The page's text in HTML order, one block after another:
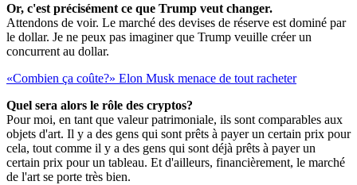
Or, c'est précisément ce que Trump veut changer.
Attendons de voir. Le marché des devises de réserve est dominé par
le dollar. Je ne peux pas imaginer que Trump veuille créer un
concurrent au dollar.
«Combien ça coûte?» Elon Musk menace de tout racheter
Quel sera alors le rôle des cryptos?
Pour moi, en tant que valeur patrimoniale, ils sont comparables aux
objets d'art. Il y a des gens qui sont prêts à payer un certain prix pour
cela, tout comme il y a des gens qui sont déjà prêts à payer un
certain prix pour un tableau. Et d'ailleurs, financièrement, le marché
de l'art se porte très bien.